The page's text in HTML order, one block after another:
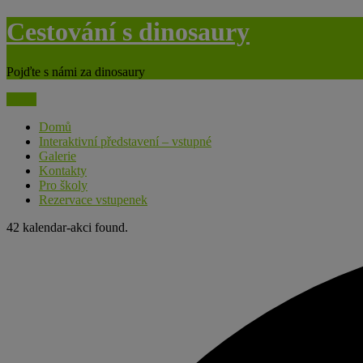
Skip
to
Cestování s dinosaury
Pojďte s námi za dinosaury
Domů
Interaktivní představení – vstupné
Galerie
Kontakty
Pro školy
Rezervace vstupenek
42 kalendar-akci found.